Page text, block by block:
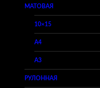
МАТОВАЯ
10×15
A4
A3
РУЛОННАЯ